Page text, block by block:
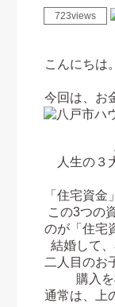
723views
こんにちは
今回は、お
人生の３
「住宅資金
この3つの
のが「住宅
結婚して
二人目のお
購入
通常は、上